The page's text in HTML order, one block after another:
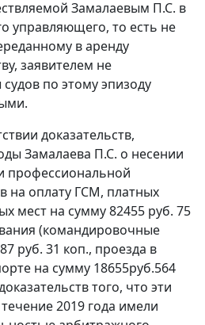
Замалаевым П.С. в
управляющего, то есть не
в аренду
заявителем не
по этому эпизоду
доказательств,
Замалаева П.С. о несении
профессиональной
на оплату ГСМ, платных
мест на сумму 82455 руб. 75
(командировочные
руб. 31 коп., проезда в
на сумму 18655руб.564
того, что эти
2019 года имели